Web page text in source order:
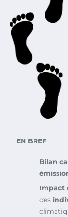
EN BREF
Bilan
Impact
des